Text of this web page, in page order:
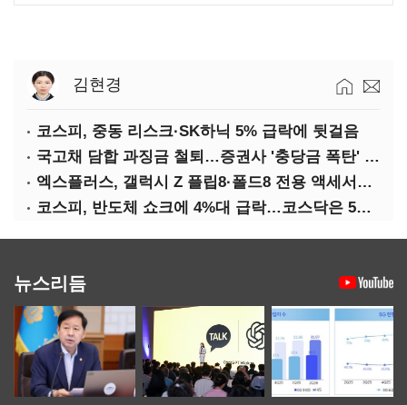
김현경
코스피, 중동 리스크·SK하닉 5% 급락에 뒷걸음
국고채 담합 과징금 철퇴…증권사 '충당금 폭탄' 우려
엑스플러스, 갤럭시 Z 플립8·폴드8 전용 액세서리 출시
코스피, 반도체 쇼크에 4%대 급락…코스닥은 5거래일째 상승
뉴스리듬